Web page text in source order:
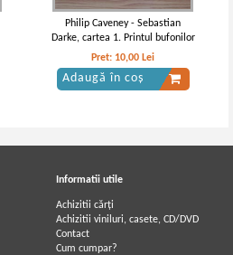
Philip Caveney - Sebastian
Darke, cartea 1. Printul bufonilor
Pret: 10,00 Lei
Adaugă în coș
Informatii utile
Achizitii cărți
Achizitii viniluri, casete, CD/DVD
Contact
Cum cumpar?